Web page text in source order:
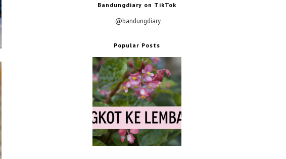
Bandungdiary on TikTok
@bandungdiary
Popular Posts